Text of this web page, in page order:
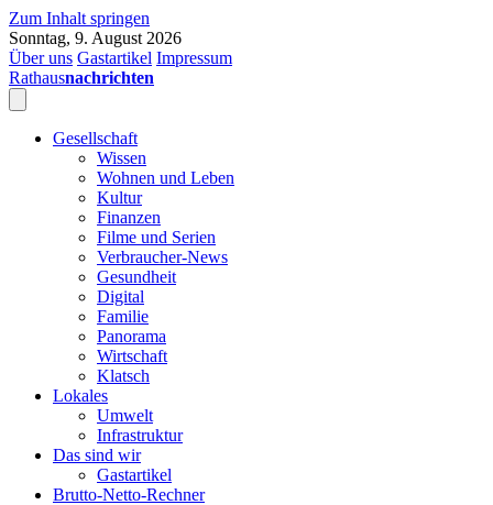
Zum Inhalt springen
Sonntag, 9. August 2026
Über uns Gastartikel Impressum
Rathausnachrichten
Gesellschaft
Wissen
Wohnen und Leben
Kultur
Finanzen
Filme und Serien
Verbraucher-News
Gesundheit
Digital
Familie
Panorama
Wirtschaft
Klatsch
Lokales
Umwelt
Infrastruktur
Das sind wir
Gastartikel
Brutto-Netto-Rechner